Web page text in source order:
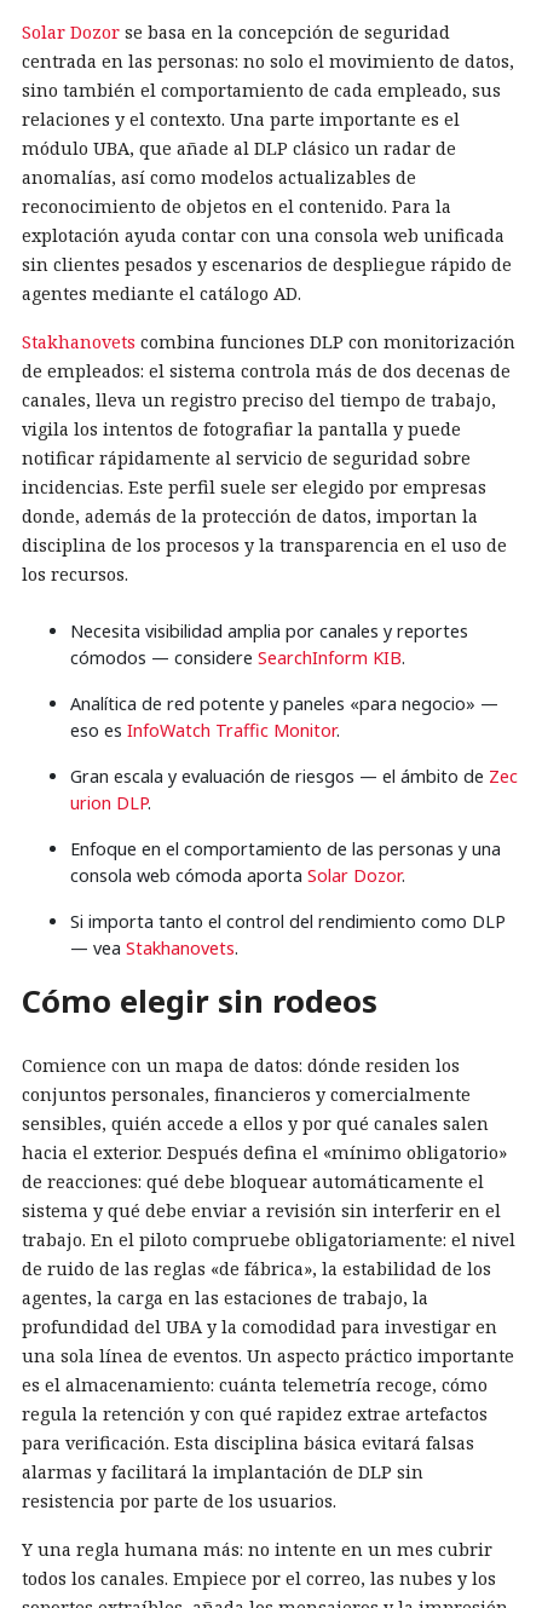
Solar Dozor se basa en la concepción de seguridad
centrada en las personas: no solo el movimiento de datos,
sino también el comportamiento de cada empleado, sus
relaciones y el contexto. Una parte importante es el
módulo UBA, que añade al DLP clásico un radar de
anomalías, así como modelos actualizables de
reconocimiento de objetos en el contenido. Para la
explotación ayuda contar con una consola web unificada
sin clientes pesados y escenarios de despliegue rápido de
agentes mediante el catálogo AD.
Stakhanovets combina funciones DLP con monitorización
de empleados: el sistema controla más de dos decenas de
canales, lleva un registro preciso del tiempo de trabajo,
vigila los intentos de fotografiar la pantalla y puede
notificar rápidamente al servicio de seguridad sobre
incidencias. Este perfil suele ser elegido por empresas
donde, además de la protección de datos, importan la
disciplina de los procesos y la transparencia en el uso de
los recursos.
Necesita visibilidad amplia por canales y reportes
cómodos — considere SearchInform KIB.
Analítica de red potente y paneles «para negocio» —
eso es InfoWatch Traffic Monitor.
Gran escala y evaluación de riesgos — el ámbito de Zec
urion DLP.
Enfoque en el comportamiento de las personas y una
consola web cómoda aporta Solar Dozor.
Si importa tanto el control del rendimiento como DLP
— vea Stakhanovets.
Cómo elegir sin rodeos
Comience con un mapa de datos: dónde residen los
conjuntos personales, financieros y comercialmente
sensibles, quién accede a ellos y por qué canales salen
hacia el exterior. Después defina el «mínimo obligatorio»
de reacciones: qué debe bloquear automáticamente el
sistema y qué debe enviar a revisión sin interferir en el
trabajo. En el piloto compruebe obligatoriamente: el nivel
de ruido de las reglas «de fábrica», la estabilidad de los
agentes, la carga en las estaciones de trabajo, la
profundidad del UBA y la comodidad para investigar en
una sola línea de eventos. Un aspecto práctico importante
es el almacenamiento: cuánta telemetría recoge, cómo
regula la retención y con qué rapidez extrae artefactos
para verificación. Esta disciplina básica evitará falsas
alarmas y facilitará la implantación de DLP sin
resistencia por parte de los usuarios.
Y una regla humana más: no intente en un mes cubrir
todos los canales. Empiece por el correo, las nubes y los